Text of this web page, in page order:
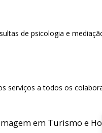
de psicologia e
serviços a todos os
em Turismo e